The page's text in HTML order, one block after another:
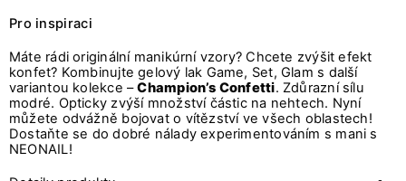
Pro inspiraci
Máte rádi originální manikúrní vzory? Chcete zvýšit efekt
konfet? Kombinujte gelový lak Game, Set, Glam s další
variantou kolekce –Champion’s Confetti. Zdůrazní sílu
modré. Opticky zvýší množství částic na nehtech. Nyní
můžete odvážně bojovat o vítězství ve všech oblastech!
Dostaňte se do dobré nálady experimentováním s mani s
NEONAIL!